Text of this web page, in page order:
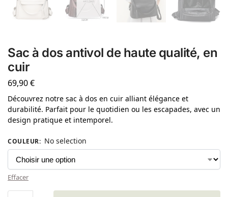
Sac à dos antivol de haute qualité, en
cuir
69,90€
Découvrez notre sac à dos en cuir alliant élégance et
durabilité. Parfait pour le quotidien ou les escapades, avec un
design pratique et intemporel.
COULEUR: No selection
Effacer